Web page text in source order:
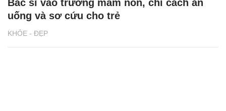
KHỎE - ĐẸP
Bác sĩ vào trường mầm non, chỉ cách ăn
uống và sơ cứu cho trẻ